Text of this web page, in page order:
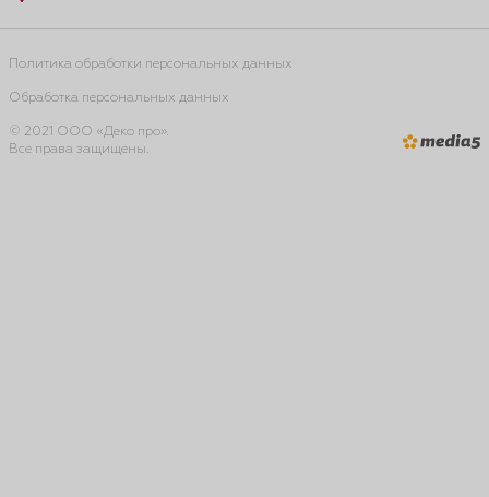
Политика обработки персональных данных
Обработка персональных данных
© 2021 ООО «Деко про».
Все права защищены.